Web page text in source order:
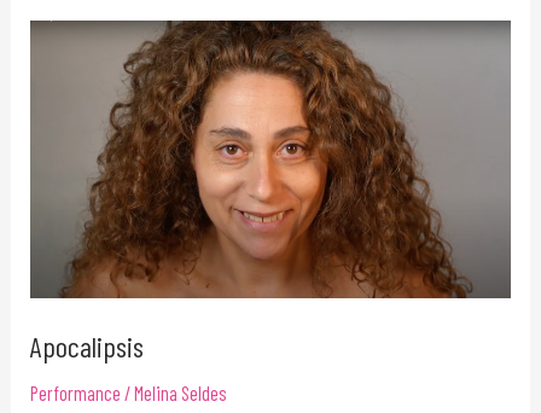
Apocalipsis
Performance /Melina Seldes
Apocalipsis